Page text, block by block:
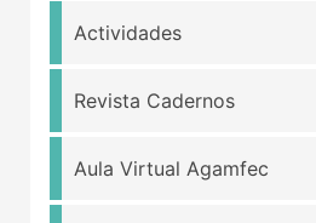
Actividades
Revista Cadernos
Aula Virtual Agamfec